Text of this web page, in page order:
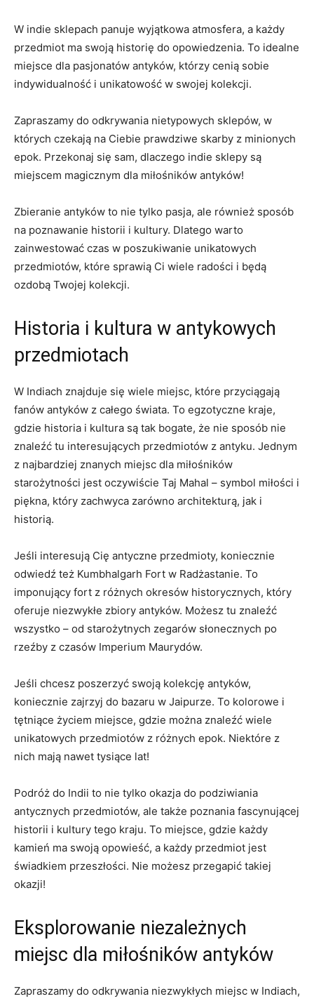
W indie⁣ sklepach panuje wyjątkowa atmosfera, a ⁣każdy
przedmiot‌ ma swoją historię do opowiedzenia. To idealne
miejsce dla pasjonatów antyków, którzy cenią sobie
indywidualność i unikatowość w‌ swojej kolekcji.
Zapraszamy do odkrywania nietypowych sklepów, w‌
których czekają‍ na ​Ciebie prawdziwe skarby⁢ z minionych
epok. ‍Przekonaj ​się sam,​ dlaczego indie sklepy są
miejscem magicznym dla⁣ miłośników ‍antyków!
Zbieranie antyków to ‌nie‍ tylko pasja, ale również sposób
na poznawanie historii⁣ i kultury. Dlatego warto
zainwestować⁢ czas w​ poszukiwanie unikatowych
przedmiotów, ⁤które ⁤sprawią Ci‌ wiele radości i będą⁣
ozdobą Twojej ⁤kolekcji.
Historia⁤ i⁤ kultura w antykowych
przedmiotach
W Indiach znajduje się wiele miejsc, które przyciągają
fanów antyków z całego‍ świata. To egzotyczne kraje,‍
gdzie historia i kultura ⁤są tak⁤ bogate, że nie sposób nie
znaleźć tu interesujących przedmiotów z antyku. Jednym
z najbardziej znanych miejsc dla⁤ miłośników​
starożytności ⁤jest‌ oczywiście⁢ Taj Mahal⁣ – symbol miłości⁤ i
piękna, który zachwyca zarówno architekturą, jak i
⁣historią.
Jeśli interesują Cię antyczne przedmioty, koniecznie
odwiedź też Kumbhalgarh Fort w Radżastanie. To
imponujący fort z różnych okresów historycznych, który
oferuje⁣ niezwykłe zbiory antyków. Możesz tu znaleźć
wszystko – od starożytnych zegarów słonecznych po
rzeźby z czasów‍ Imperium Maurydów.
Jeśli chcesz poszerzyć swoją kolekcję antyków,
koniecznie zajrzyj⁣ do bazaru w ⁤Jaipurze. To kolorowe‍ i
tętniące życiem⁣ miejsce, gdzie można znaleźć wiele
unikatowych przedmiotów z różnych epok. Niektóre z
nich ‍mają nawet‍ tysiące lat!
Podróż⁢ do Indii to nie tylko okazja do podziwiania
antycznych przedmiotów, ale także poznania fascynującej
historii i ⁢kultury ‌tego kraju. To miejsce, gdzie⁣ każdy
kamień‍ ma swoją‌ opowieść, ​a ‌każdy przedmiot jest
świadkiem przeszłości. Nie możesz przegapić ⁤takiej‍
okazji!
Eksplorowanie niezależnych⁣
miejsc dla miłośników⁢ antyków
Zapraszamy do⁤ odkrywania ​niezwykłych miejsc w Indiach,